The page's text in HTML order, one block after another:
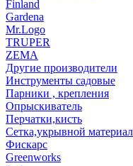
Finland
Gardena
Mr.Logo
TRUPER
ZEMA
Другие производители
Инструменты садовые
Парники , крепления
Опрыскиватель
Перчатки,кисть
Сетка,укрывной материал
Фискарс
Greenworks